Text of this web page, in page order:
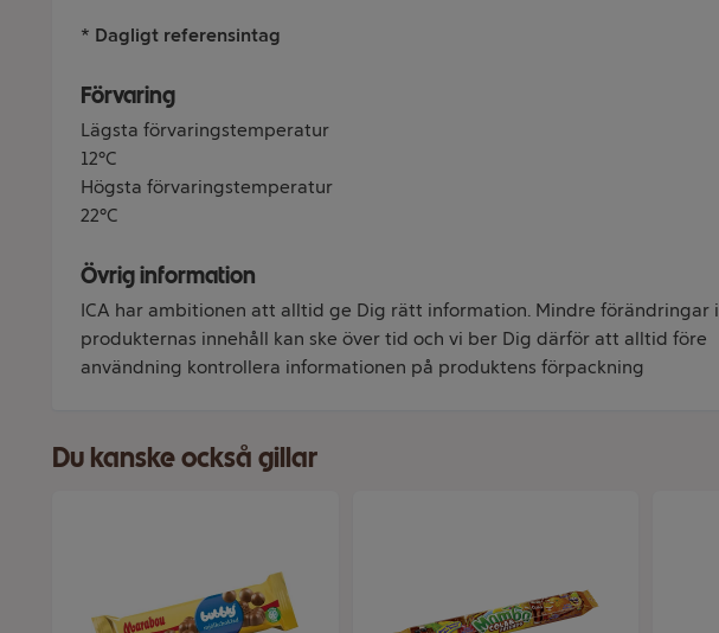
* Dagligt referensintag
Förvaring
Lägsta förvaringstemperatur
12°C
Högsta förvaringstemperatur
22°C
Övrig information
ICA har ambitionen att alltid ge Dig rätt information. Mindre förändringar i
produkternas innehåll kan ske över tid och vi ber Dig därför att alltid före
användning kontrollera informationen på produktens förpackning
Du kanske också gillar